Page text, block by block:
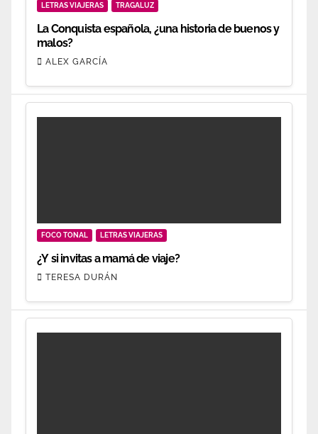
LETRAS VIAJERAS TRAGALUZ
La Conquista española, ¿una historia de buenos y
malos?
ALEX GARCÍA
FOCO TONAL LETRAS VIAJERAS
¿Y si invitas a mamá de viaje?
TERESA DURÁN